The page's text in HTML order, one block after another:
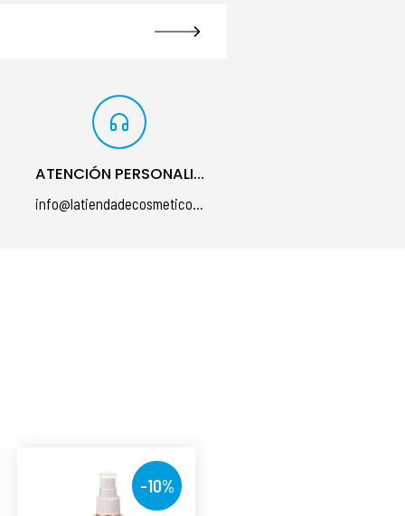
ATENCIÓN PERSONALIZADA
info@latiendadecosmeticos.com
-10%